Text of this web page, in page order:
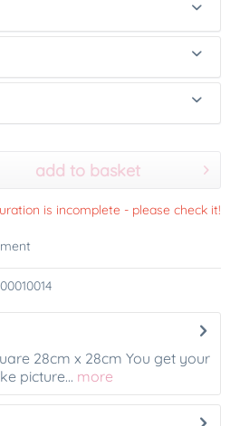
add to basket
is incomplete - please check it!
28cm x 28cm You get your
picture... more